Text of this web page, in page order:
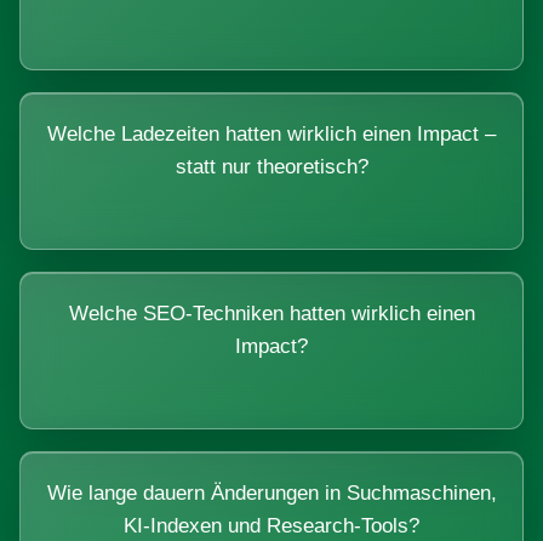
Welche Ladezeiten hatten wirklich einen Impact –
statt nur theoretisch?
Welche SEO-Techniken hatten wirklich einen
Impact?
Wie lange dauern Änderungen in Suchmaschinen,
KI-Indexen und Research-Tools?